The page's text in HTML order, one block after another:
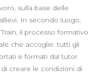
sulla base delle
In secondo luogo,
il processo formativo
che accoglie: tutti gli
e formati dal tutor
creare le condizioni di